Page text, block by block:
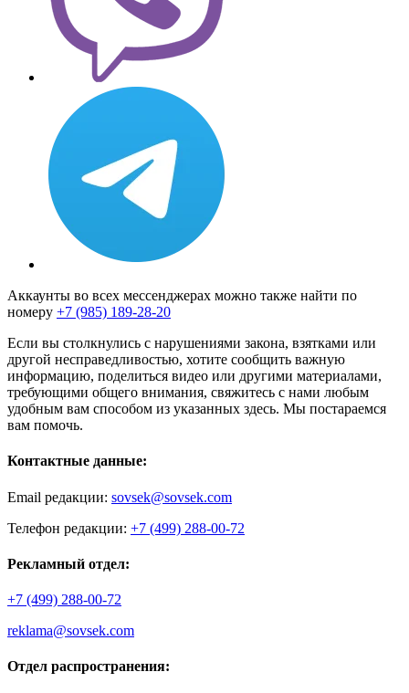
Аккаунты во всех мессенджерах можно также найти по
номеру +7 (985) 189-28-20
Если вы столкнулись с нарушениями закона, взятками или
другой несправедливостью, хотите сообщить важную
информацию, поделиться видео или другими материалами,
требующими общего внимания, свяжитесь с нами любым
удобным вам способом из указанных здесь. Мы постараемся
вам помочь.
Контактные данные:
Email редакции: sovsek@sovsek.com
Телефон редакции: +7 (499) 288-00-72
Рекламный отдел:
+7 (499) 288-00-72
reklama@sovsek.com
Отдел распространения: